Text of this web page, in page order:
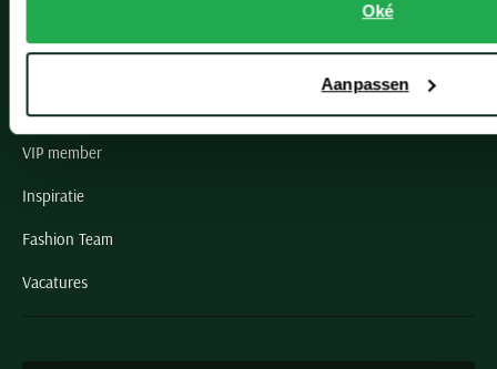
Oké
Aanpassen
Paul & Shark specialist
VIP member
Inspiratie
Fashion Team
Vacatures